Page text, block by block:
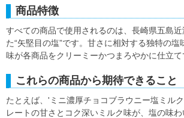
商品特徴
すべての商品で使用されるのは、長崎県五島
た“矢堅目の塩”です。甘さに相対する独特の塩
味が各商品をクリーミーかつまろやかに仕立て
これらの商品から期待できること
たとえば、'ミニ濃厚チョコブラウニー塩ミル
レートの甘さとコク深いミルク味が、塩の味